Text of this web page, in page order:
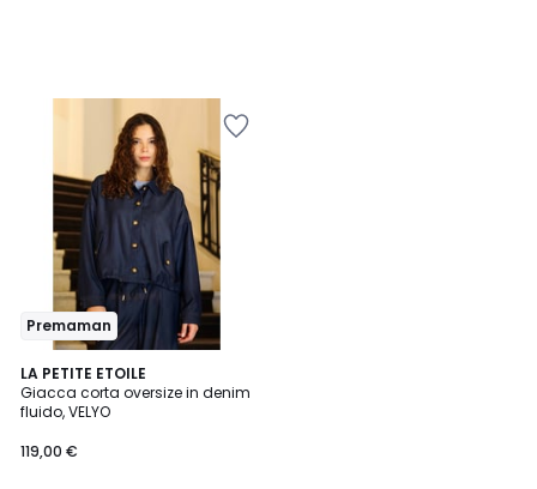
Premaman
LA PETITE ETOILE
Giacca corta oversize in denim
fluido, VELYO
119,00 €